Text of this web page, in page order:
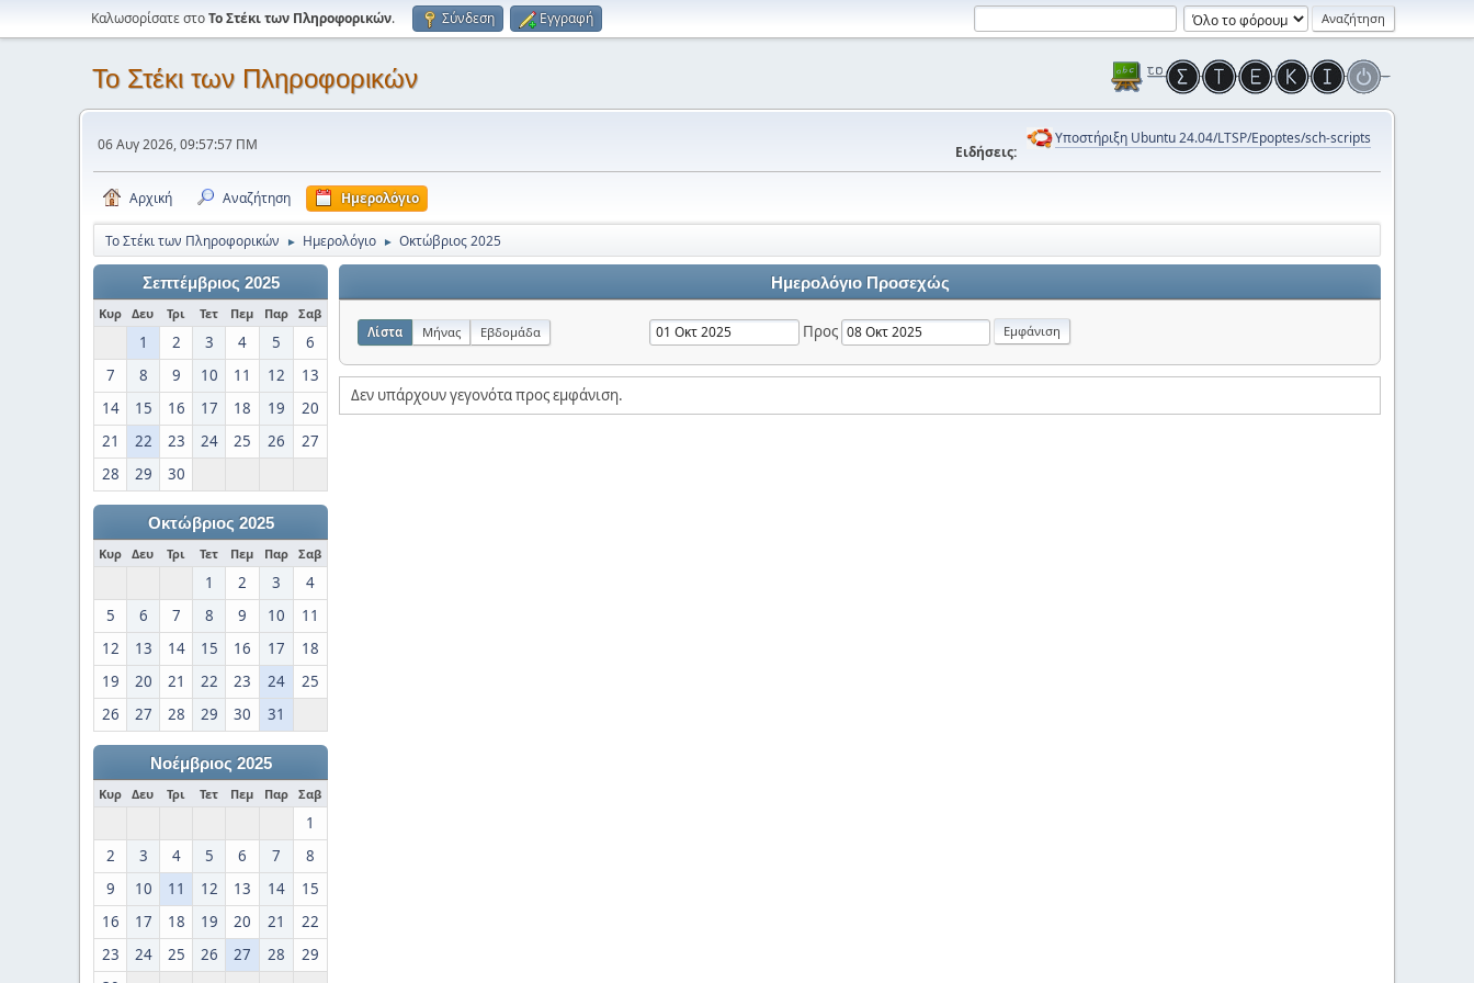
Καλωσορίσατε στοΤο Στέκι των Πληροφορικών. Σύνδεση Εγγραφή
Το Στέκι των Πληροφορικών
06 Αυγ 2026, 09:57:57 ΠΜ Ειδήσεις:
Υποστήριξη Ubuntu 24.04/LTSP/Epoptes/sch-scripts
Αρχική Αναζήτηση Ημερολόγιο
Το Στέκι των Πληροφορικών ► Ημερολόγιο ► Οκτώβριος 2025
Σεπτέμβριος 2025
Κυρ Δευ Τρι Τετ Πεμ Παρ Σαβ
1 2 3 4 5
6
7
8 9 10 11 12
13
14
15 16 17 18 19
20
21
22 23 24 25 26
27
28
29 30
Οκτώβριος 2025
Κυρ Δευ Τρι Τετ Πεμ Παρ Σαβ
1 2 3
4
5
6 7 8 9 10
11
12
13 14 15 16 17
18
19
20 21 22 23 24
25
26
27 28 29 30 31
Νοέμβριος 2025
Κυρ Δευ Τρι Τετ Πεμ Παρ Σαβ
1
2
3 4 5 6 7
8
9
10 11 12 13 14
15
16
17 18 19 20 21
22
23
24 25 26 27 28
29
Ημερολόγιο Προσεχώς
Λίστα Μήνας Εβδομάδα Προς
Δεν υπάρχουν γεγονότα προς εμφάνιση.